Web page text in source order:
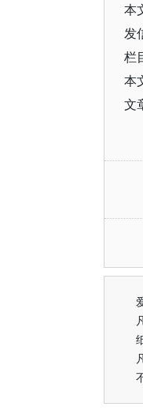
本
发
栏
本
文